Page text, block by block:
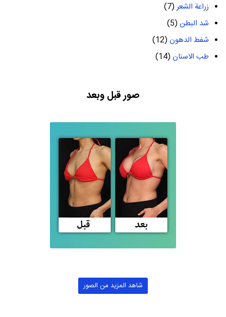
زراعة الشعر(7)
شد البطن(5)
شفط الدهون(12)
طب الاسنان(14)
صور قبل وبعد
شاهد المزيد من الصور